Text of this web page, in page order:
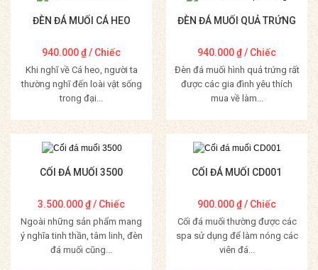
ĐÈN ĐÁ MUỐI CÁ HEO
940.000₫/ Chiếc
Khi nghĩ về Cá heo, người ta
thường nghĩ đến loài vật sống
trong đại...
Mua Hàng
ĐÈN ĐÁ MUỐI QUẢ TRỨNG
940.000₫/ Chiếc
Đèn đá muối hình quả trứng rất
được các gia đình yêu thích
mua về làm...
Mua Hàng
CỐI ĐÁ MUỐI 3500
3.500.000₫/ Chiếc
Ngoài những sản phẩm mang
ý nghĩa tinh thần, tâm linh, đèn
đá muối cũng...
CỐI ĐÁ MUỐI CD001
900.000₫/ Chiếc
Cối đá muối thường được các
spa sử dụng để làm nóng các
viên đá...